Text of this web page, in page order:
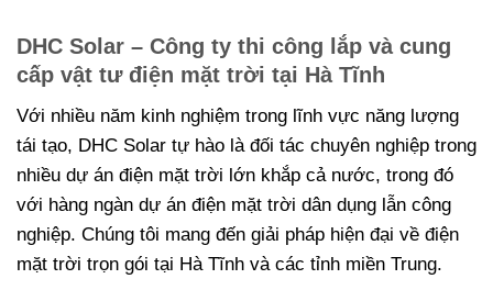
DHC Solar – Công ty thi công lắp và cung
cấp vật tư điện mặt trời tại Hà Tĩnh
Với nhiều năm kinh nghiệm trong lĩnh vực năng lượng
tái tạo, DHC Solar tự hào là đối tác chuyên nghiệp trong
nhiều dự án điện mặt trời lớn khắp cả nước, trong đó
với hàng ngàn dự án điện mặt trời dân dụng lẫn công
nghiệp. Chúng tôi mang đến giải pháp hiện đại về điện
mặt trời trọn gói tại Hà Tĩnh và các tỉnh miền Trung.